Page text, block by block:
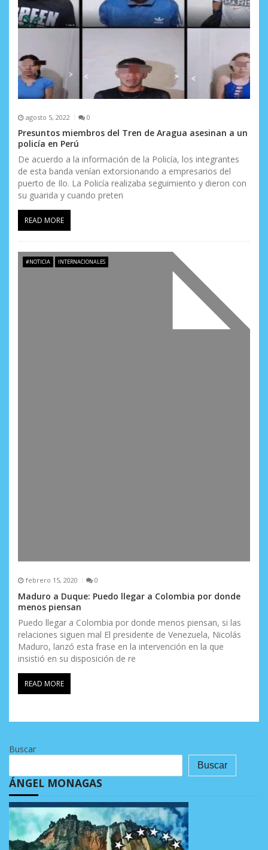
agosto 5, 2022 0
Presuntos miembros del Tren de Aragua asesinan a un
policía en Perú
De acuerdo a la información de la Policía, los integrantes
de esta banda venían extorsionando a empresarios del
puerto de Ilo. La Policía realizaba seguimiento y dieron con
su guarida y cuando preten
READ MORE
#NOTICIA INTERNACIONALES
febrero 15, 2020 0
Maduro a Duque: Puedo llegar a Colombia por donde
menos piensan
Puedo llegar a Colombia por donde menos piensan, si las
relaciones siguen mal El presidente de Venezuela, Nicolás
Maduro, lanzó esta frase en la intervención en la que
insistió en su disposición de re
READ MORE
Buscar
Buscar
ÁNGEL MONAGAS